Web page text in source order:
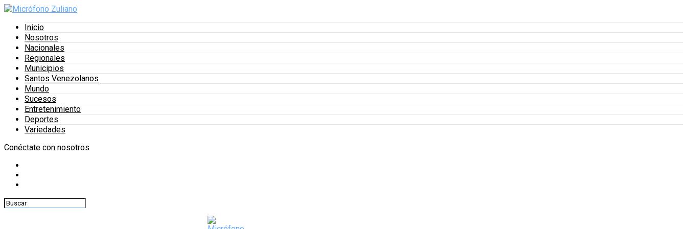
Inicio
Nosotros
Nacionales
Regionales
Municipios
Santos Venezolanos
Mundo
Sucesos
Entretenimiento
Deportes
Variedades
Conéctate con nosotros